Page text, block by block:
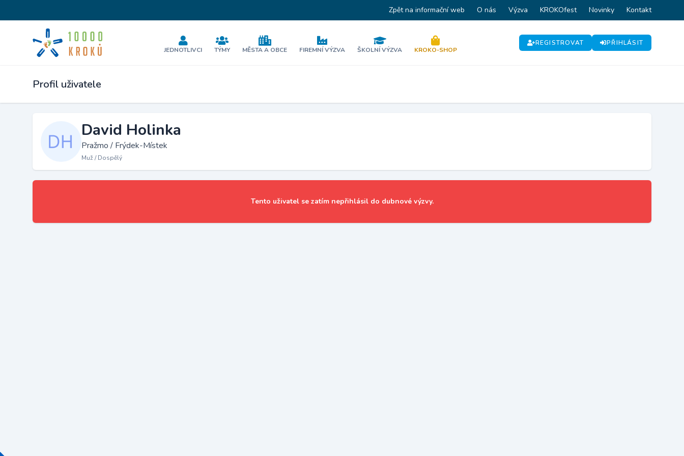
Zpět na informační web O nás Výzva KROKOfest Novinky Kontakt
JEDNOTLIVCI TÝMY MĚSTA A OBCE FIREMNÍ VÝZVA ŠKOLNÍ VÝZVA KROKO-SHOP
REGISTROVAT PŘIHLÁSIT
Profil uživatele
David Holinka
Pražmo / Frýdek-Místek
Muž / Dospělý
Tento uživatel se zatím nepřihlásil do dubnové výzvy.